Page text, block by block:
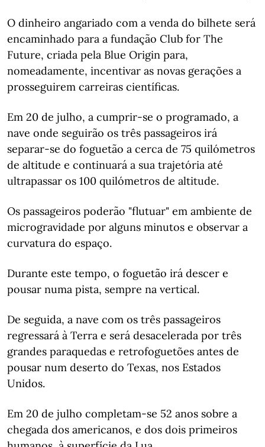
O dinheiro angariado com a venda do bilhete será
encaminhado para a fundação Club for The
Future, criada pela Blue Origin para,
nomeadamente, incentivar as novas gerações a
prosseguirem carreiras científicas.
Em 20 de julho, a cumprir-se o programado, a
nave onde seguirão os três passageiros irá
separar-se do foguetão a cerca de 75 quilómetros
de altitude e continuará a sua trajetória até
ultrapassar os 100 quilómetros de altitude.
Os passageiros poderão "flutuar" em ambiente de
microgravidade por alguns minutos e observar a
curvatura do espaço.
Durante este tempo, o foguetão irá descer e
pousar numa pista, sempre na vertical.
De seguida, a nave com os três passageiros
regressará à Terra e será desacelerada por três
grandes paraquedas e retrofoguetões antes de
pousar num deserto do Texas, nos Estados
Unidos.
Em 20 de julho completam-se 52 anos sobre a
chegada dos americanos, e dos dois primeiros